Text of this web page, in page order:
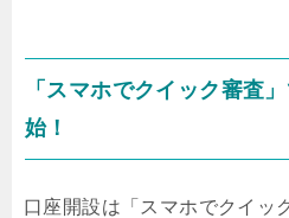
「スマホでクイック審査
始！
口座開設は「スマホでクイッ